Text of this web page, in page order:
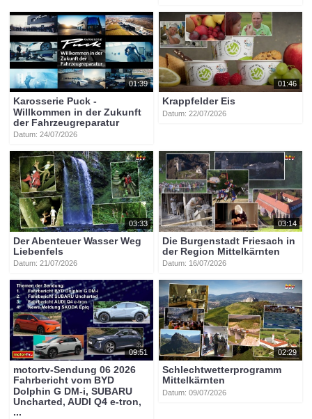
01:39
Karosserie Puck -
Willkommen in der Zukunft
der Fahrzeugreparatur
Datum: 24/07/2026
01:46
Krappfelder Eis
Datum: 22/07/2026
03:33
Der Abenteuer Wasser Weg
Liebenfels
Datum: 21/07/2026
03:14
Die Burgenstadt Friesach in
der Region Mittelkärnten
Datum: 16/07/2026
09:51
motortv-Sendung 06 2026
Fahrbericht vom BYD
Dolphin G DM-i, SUBARU
Uncharted, AUDI Q4 e-tron,
...
02:29
Schlechtwetterprogramm
Mittelkärnten
Datum: 09/07/2026